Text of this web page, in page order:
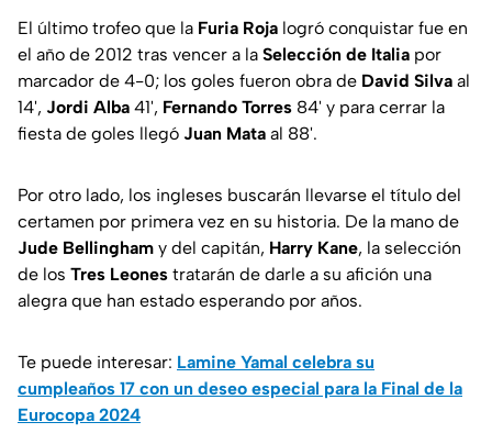
El último trofeo que la Furia Roja logró conquistar fue en
el año de 2012 tras vencer a la Selección de Italia por
marcador de 4-0; los goles fueron obra de David Silva al
14', Jordi Alba 41', Fernando Torres 84' y para cerrar la
fiesta de goles llegó Juan Mata al 88'.
Por otro lado, los ingleses buscarán llevarse el título del
certamen por primera vez en su historia. De la mano de
Jude Bellingham y del capitán, Harry Kane, la selección
de los Tres Leones tratarán de darle a su afición una
alegra que han estado esperando por años.
Te puede interesar: Lamine Yamal celebra su
cumpleaños 17 con un deseo especial para la Final de la
Eurocopa 2024